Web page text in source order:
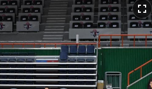
fullscreen